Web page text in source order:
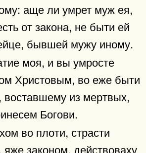
аще ли умрет муж ея,
от закона, не быти ей
бывшей мужу иному.
моя, и вы умросте
Христовым, во еже быти
из мертвых,
Богови.
во плоти, страсти
яже законом, действоваху